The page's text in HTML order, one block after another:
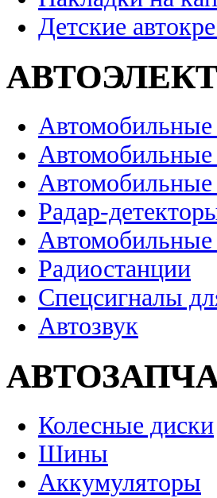
Детские
Автомобильные
Автомобильные
Радар-
Автомобильные
Радиостанции
Спецсигналы
Автозвук
Колесные диски
Шины
Аккумуляторы